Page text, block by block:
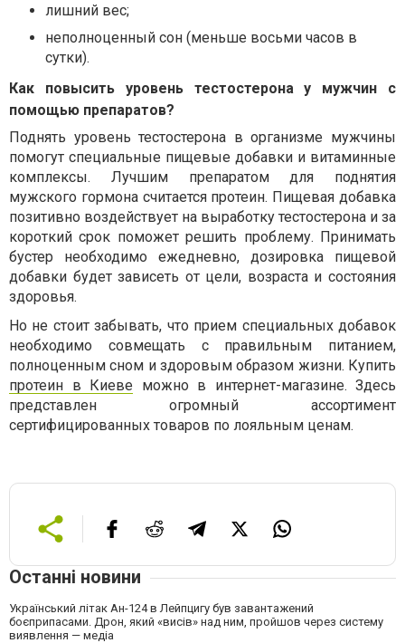
лишний вес;
неполноценный сон (меньше восьми часов в
сутки).
Как повысить уровень тестостерона у мужчин с
помощью препаратов?
Поднять уровень тестостерона в организме мужчины
помогут специальные пищевые добавки и витаминные
комплексы. Лучшим препаратом для поднятия
мужского гормона считается протеин. Пищевая добавка
позитивно воздействует на выработку тестостерона и за
короткий срок поможет решить проблему. Принимать
бустер необходимо ежедневно, дозировка пищевой
добавки будет зависеть от цели, возраста и состояния
здоровья.
Но не стоит забывать, что прием специальных добавок
необходимо совмещать с правильным питанием,
полноценным сном и здоровым образом жизни. Купить
протеин в Киеве
можно в интернет-магазине. Здесь
представлен огромный ассортимент
сертифицированных товаров по лояльным ценам.
Останні новини
Український літак Ан-124 в Лейпцигу був завантажений
боєприпасами. Дрон, який «висів» над ним, пройшов через систему
виявлення — медіа